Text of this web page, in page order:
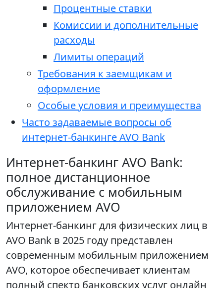
Процентные ставки
Комиссии и дополнительные
расходы
Лимиты операций
Требования к заемщикам и
оформление
Особые условия и преимущества
Часто задаваемые вопросы об
интернет-банкинге AVO Bank
Интернет-банкинг AVO Bank:
полное дистанционное
обслуживание с мобильным
приложением AVO
Интернет-банкинг для физических лиц в
AVO Bank в 2025 году представлен
современным мобильным приложением
AVO, которое обеспечивает клиентам
полный спектр банковских услуг онлайн